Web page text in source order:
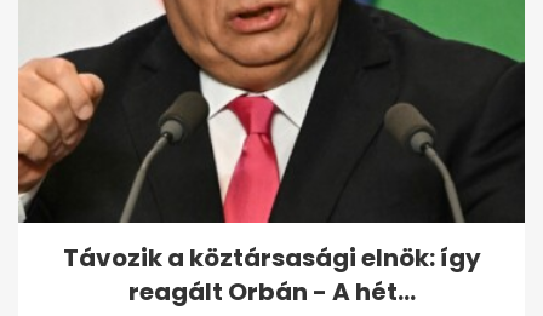
Távozik a köztársasági elnök: így
reagált Orbán - A hét...